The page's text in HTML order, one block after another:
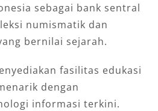
sebagai bank sentral
numismatik dan
bernilai sejarah.
fasilitas edukasi
dengan
informasi terkini.